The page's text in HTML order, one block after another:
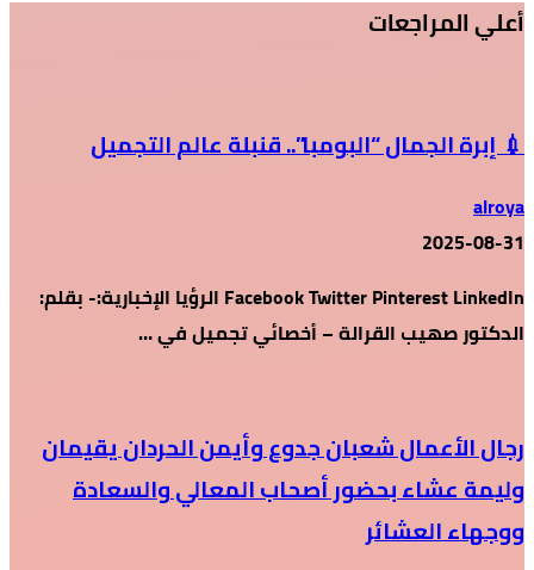
أعلي المراجعات
💉 إبرة الجمال “البومبا”.. قنبلة عالم التجميل
alroya
2025-08-31
Facebook Twitter Pinterest LinkedIn الرؤيا الإخبارية:- بقلم:
الدكتور صهيب القرالة – أخصائي تجميل في …
رجال الأعمال شعبان جدوع وأيمن الحردان يقيمان
وليمة عشاء بحضور أصحاب المعالي والسعادة
ووجهاء العشائر